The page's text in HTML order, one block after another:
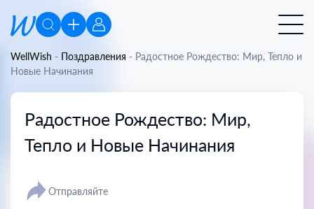
WellWish - Поздравления - Радостное Рождество: Мир, Тепло и
Новые Начинания
Радостное Рождество: Мир,
Тепло и Новые Начинания
Отправляйте